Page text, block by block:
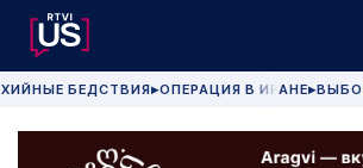
БЕДСТВИЯ▶ОПЕРАЦИЯ В ИРАНЕ▶